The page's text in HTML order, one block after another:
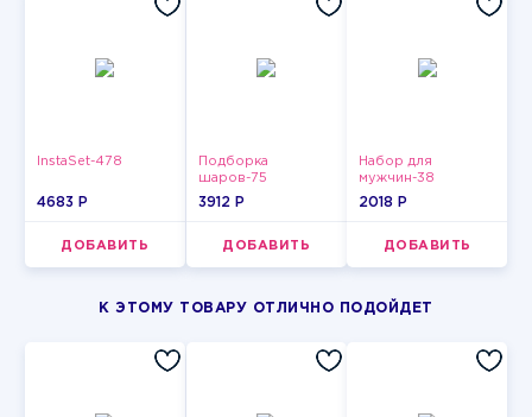
InstaSet-478
4683 P
ДОБАВИТЬ
Подборка
шаров-75
3912 P
ДОБАВИТЬ
Набор для
мужчин-38
2018 P
ДОБАВИТЬ
К ЭТОМУ ТОВАРУ ОТЛИЧНО ПОДОЙДЕТ